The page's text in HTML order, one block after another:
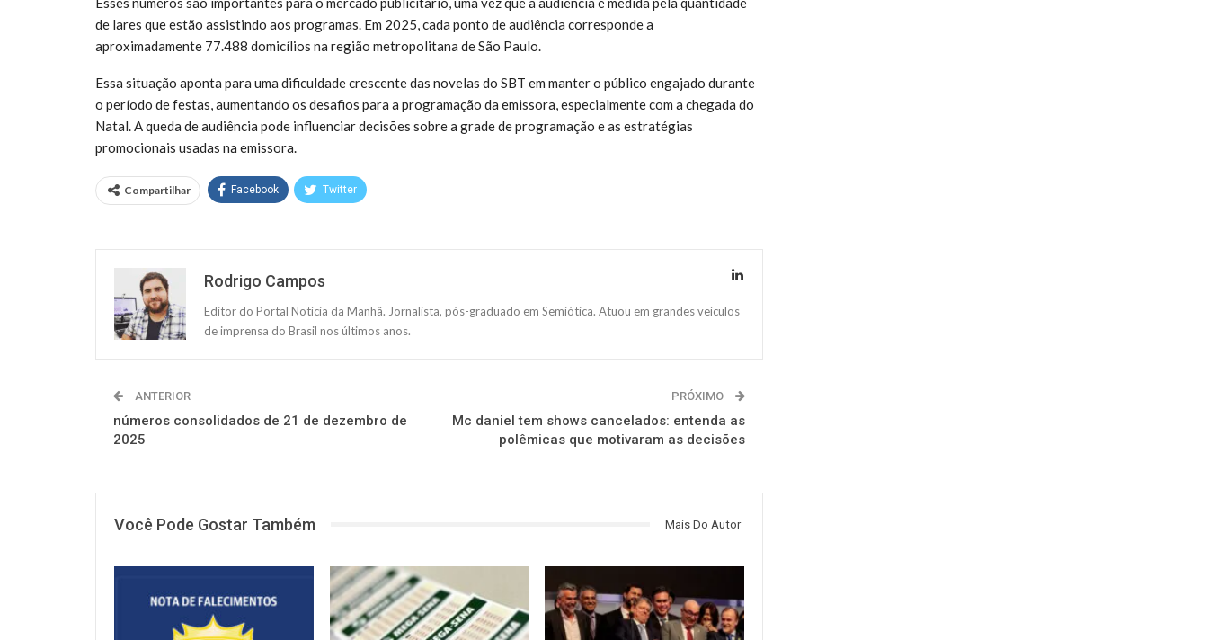
de lares que estão assistindo aos programas. Em 2025, cada ponto de audiência corresponde a
aproximadamente 77.488 domicílios na região metropolitana de São Paulo.
Essa situação aponta para uma dificuldade crescente das novelas do SBT em manter o público engajado durante
o período de festas, aumentando os desafios para a programação da emissora, especialmente com a chegada do
Natal. A queda de audiência pode influenciar decisões sobre a grade de programação e as estratégias
promocionais usadas na emissora.
Compartilhar Facebook Twitter
Rodrigo Campos
Editor do Portal Notícia da Manhã. Jornalista, pós-graduado em Semiótica. Atuou em grandes veículos
de imprensa do Brasil nos últimos anos.
ANTERIOR
números consolidados de 21 de dezembro de
2025
PRÓXIMO
Mc daniel tem shows cancelados: entenda as
polêmicas que motivaram as decisões
Você Pode Gostar Também Mais Do Autor
NOTÍCIAS